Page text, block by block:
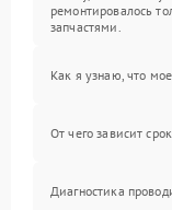
ремонтировалось
запчастями.
Как я узнаю, что
От чего зависит
Диагностика